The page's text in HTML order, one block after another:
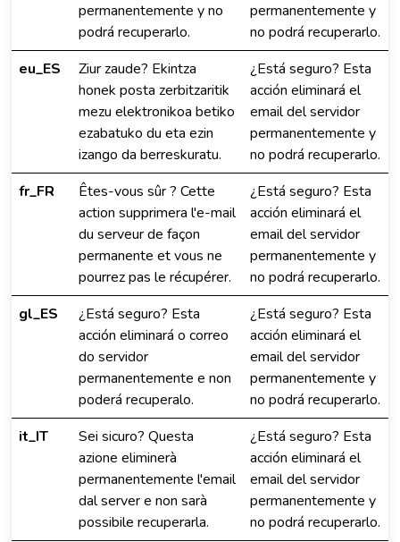
permanentemente y no
podrá recuperarlo.
permanentemente y
no podrá recuperarlo.
eu_ES
Ziur zaude? Ekintza
honek posta zerbitzaritik
mezu elektronikoa betiko
ezabatuko du eta ezin
izango da berreskuratu.
¿Está seguro? Esta
acción eliminará el
email del servidor
permanentemente y
no podrá recuperarlo.
fr_FR
Êtes-vous sûr ? Cette
action supprimera l'e-mail
du serveur de façon
permanente et vous ne
pourrez pas le récupérer.
¿Está seguro? Esta
acción eliminará el
email del servidor
permanentemente y
no podrá recuperarlo.
gl_ES
¿Está seguro? Esta
acción eliminará o correo
do servidor
permanentemente e non
poderá recuperalo.
¿Está seguro? Esta
acción eliminará el
email del servidor
permanentemente y
no podrá recuperarlo.
it_IT
Sei sicuro? Questa
azione eliminerà
permanentemente l'email
dal server e non sarà
possibile recuperarla.
¿Está seguro? Esta
acción eliminará el
email del servidor
permanentemente y
no podrá recuperarlo.